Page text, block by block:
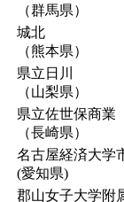
（群馬県）
城北
（熊本県）
県立日川
（山梨県）
県立佐世保商業
（長崎県）
名古屋経済大学
(愛知県)
郡山女子大学附